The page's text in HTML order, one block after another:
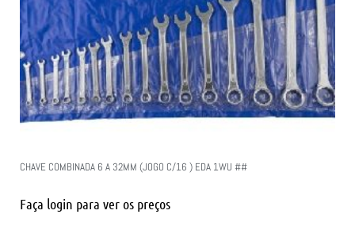
CHAVE COMBINADA 6 A 32MM (JOGO C/16 ) EDA 1WU ##
Faça login para ver os preços